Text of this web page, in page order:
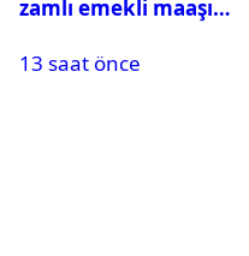
zamlı emekli maaşı
13 saat önce